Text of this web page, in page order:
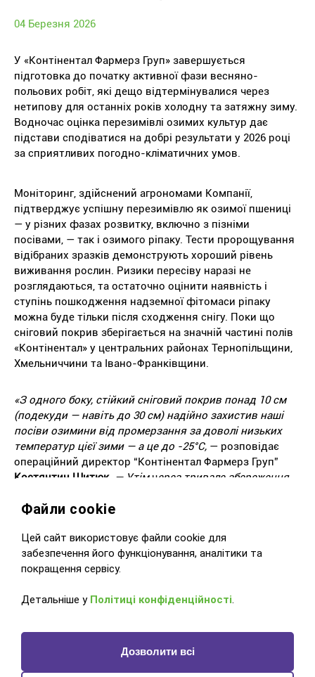
Файли cookie
Цей сайт використовує файли cookie для
забезпечення його функціонування, аналітики та
покращення сервісу.
Детальніше у Політиці конфіденційності.
Дозволити всі
04 Березня 2026
У «Контінентал Фармерз Груп» завершується
підготовка до початку активної фази весняно-
польових робіт, які дещо відтермінувалися через
нетипову для останніх років холодну та затяжну зиму.
Водночас оцінка перезимівлі озимих культур дає
підстави сподіватися на добрі результати у 2026 році
за сприятливих погодно-кліматичних умов.
Моніторинг, здійснений агрономами Компанії,
підтверджує успішну перезимівлю як озимої пшениці
— у різних фазах розвитку, включно з пізніми
посівами, — так і озимого ріпаку. Тести пророщування
відібраних зразків демонструють хороший рівень
виживання рослин. Ризики пересіву наразі не
розглядаються, та остаточно оцінити наявність і
ступінь пошкодження надземної фітомаси ріпаку
можна буде тільки після сходження снігу. Поки що
сніговий покрив зберігається на значній частині полів
«Контінентал» у центральних районах Тернопільщини,
Хмельниччини та Івано-Франківщини.
«З одного боку, стійкий сніговий покрив понад 10 см
(подекуди — навіть до 30 см) надійно захистив наші
посіви озимини від промерзання за доволі низьких
температур цієї зими — а це до -25°C, — розповідає
операційний директор “Контінентал Фармерз Груп”
Костянтин Шитюк. — Утімчерез тривале збереження
поверхневого змиву на нашій рельєфній місцевості в
виконувалось у лютому, як це було в попередні роки.
Усі операції переносяться на березень, що може
збільшити інтенсивність робіт у другій половині
підживлення, захист озимих і підготовка до сівби ярих
У «Контінентал» зазначають, що наразі стрімкого
змиву на своїх площах не фіксують — усе завдяки